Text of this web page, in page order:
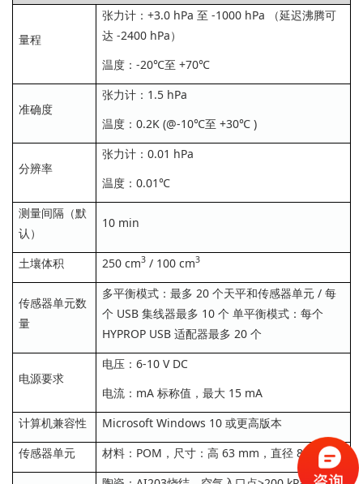
量程
张力计：+3.0 hPa 至 -1000 hPa （延迟沸腾可
达 -2400 hPa）
温度：-20℃至 +70℃
准确度
张力计：1.5 hPa
温度：0.2K (@-10℃至 +30℃ )
分辨率
张力计：0.01 hPa
温度：0.01℃
测量间隔（默
认）
10 min
土壤体积 250 cm3 / 100 cm3
传感器单元数
量
多平衡模式：最多 20 个天平和传感器单元 / 每
个 USB 集线器最多 10 个 单平衡模式：每个
HYPROP USB 适配器最多 20 个
电源要求
电压：6-10 V DC
电流：mA 标称值，最大 15 mA
计算机兼容性
Microsoft Windows 10 或更高版本
传感器单元
材料：POM，尺寸：高 63 mm，直径 80 mm